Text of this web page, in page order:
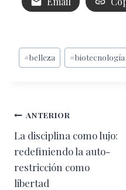
Etiquetas
de
#belleza #biotecnología
Navegación
de
entradas
ANTERIOR
La disciplina como lujo:
redefiniendo la auto-
restricción como
libertad